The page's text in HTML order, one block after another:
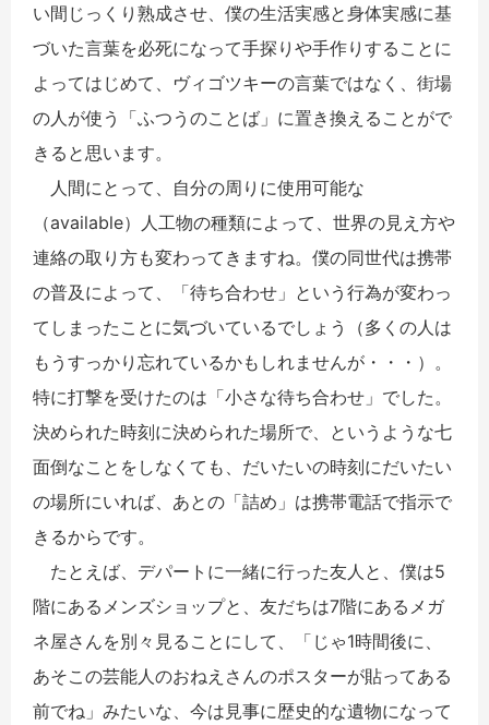
い間じっくり熟成させ、僕の生活実感と身体実感に基
づいた言葉を必死になって手探りや手作りすることに
よってはじめて、ヴィゴツキーの言葉ではなく、街場
の人が使う「ふつうのことば」に置き換えることがで
きると思います。
人間にとって、自分の周りに使用可能な
（available）人工物の種類によって、世界の見え方や
連絡の取り方も変わってきますね。僕の同世代は携帯
の普及によって、「待ち合わせ」という行為が変わっ
てしまったことに気づいているでしょう（多くの人は
もうすっかり忘れているかもしれませんが・・・）。
特に打撃を受けたのは「小さな待ち合わせ」でした。
決められた時刻に決められた場所で、というような七
面倒なことをしなくても、だいたいの時刻にだいたい
の場所にいれば、あとの「詰め」は携帯電話で指示で
きるからです。
たとえば、デパートに一緒に行った友人と、僕は5
階にあるメンズショップと、友だちは7階にあるメガ
ネ屋さんを別々見ることにして、「じゃ1時間後に、
あそこの芸能人のおねえさんのポスターが貼ってある
前でね」みたいな、今は見事に歴史的な遺物になって